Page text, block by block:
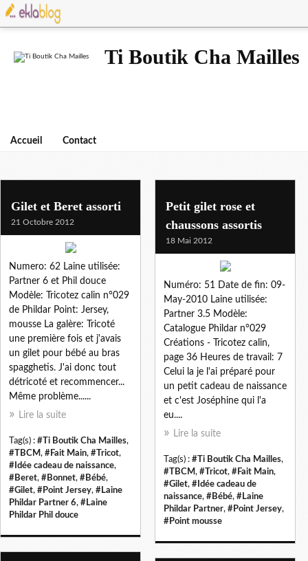
Ti Boutik Cha Mailles
Accueil Contact
point jersey
Gilet et Beret assorti
21 Octobre 2012
Numero: 62 Laine utilisée:
Partner 6 et Phil douce
Modèle: Tricotez calin n°029
de Phildar Point: Jersey,
mousse La galère: Tricoté
une première fois et j'avais
un gilet pour bébé au bras
spagghetis. J'ai donc tout
détricoté et recommencer...
Même problème......
Lire la suite
Tag(s) : #Ti Boutik Cha Mailles,
#TBCM, #Fait Main, #Tricot,
#Idée cadeau de naissance,
#Beret, #Bonnet, #Bébé,
#Gilet, #Point Jersey, #Laine
Phildar Partner 6, #Laine
Phildar Phil douce
Petit gilet rose et
chaussons assortis
18 Mai 2012
Numéro: 51 Date de fin: 09-
May-2010 Laine utilisée:
Partner 3.5 Modèle:
Catalogue Phildar n°029
Créations - Tricotez calin,
page 36 Heures de travail: 7
Celui la je l'ai préparé pour
un petit cadeau de naissance
et c'est Joséphine qui l'a
eu....
Lire la suite
Tag(s) : #Ti Boutik Cha Mailles,
#TBCM, #Tricot, #Fait Main,
#Gilet, #Idée cadeau de
naissance, #Bébé, #Laine
Phildar Partner, #Point Jersey,
#Point mousse